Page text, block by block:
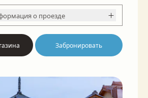
о проезде
Забронировать